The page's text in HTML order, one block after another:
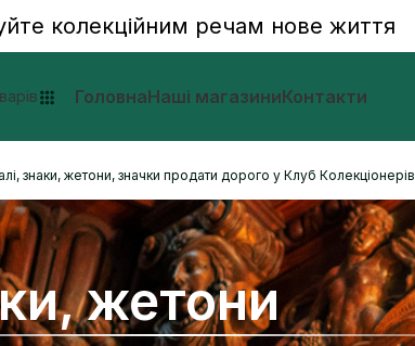
колекційним речам нове життя
ГоловнаНаші магазиниКонтакти
знаки, жетони, значки продати дорого у Клуб Колекціонерів
жетони